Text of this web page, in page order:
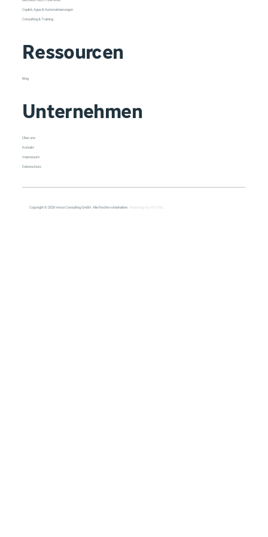
Copyright © 2026 Veroo Consulting GmbH. Alle Rechte vorbehalten. Webdesign by INSYNC.
Copilot, Apps & Automatisierungen
Consulting & Training
Unternehmen
Über uns
Kontakt
Impressum
Datenschutz
Ressourcen
Blog